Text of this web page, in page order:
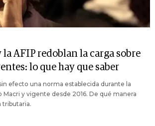
la AFIP redoblan la carga sobre
lo que hay que saber
efecto una norma establecida durante la
Macri y vigente desde 2016. De qué manera
tributaria.